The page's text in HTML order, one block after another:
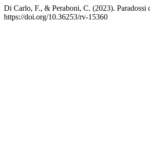
Di Carlo, F., & Peraboni, C. (2023).
https://doi.org/10.36253/rv-15360